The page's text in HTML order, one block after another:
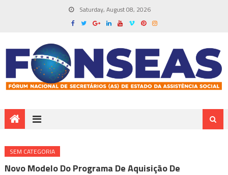
Saturday, August 08, 2026
SEM CATEGORIA
Novo Modelo Do Programa De Aquisição De